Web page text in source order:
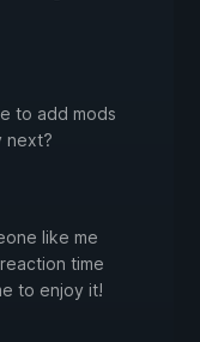
to add mods
next?
like me
time
to enjoy it!